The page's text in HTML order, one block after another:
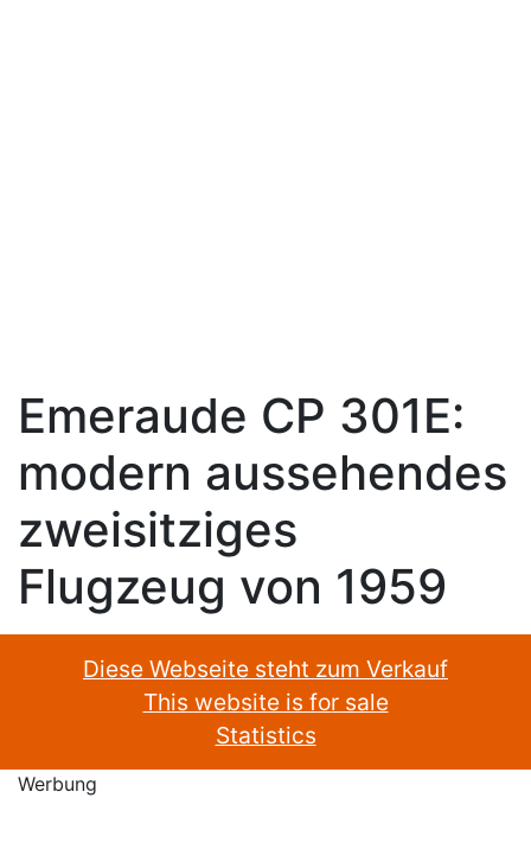
Emeraude CP 301E:
modern aussehendes
zweisitziges
Flugzeug von 1959
Diese Webseite steht zum Verkauf
This website is for sale
Statistics
Werbung